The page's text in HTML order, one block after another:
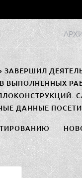
ЗАВЕРШИЛ
ВЫПОЛНЕННЫХ
ДАННЫЕ